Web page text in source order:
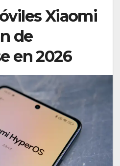
Xiaomi
de
en 2026